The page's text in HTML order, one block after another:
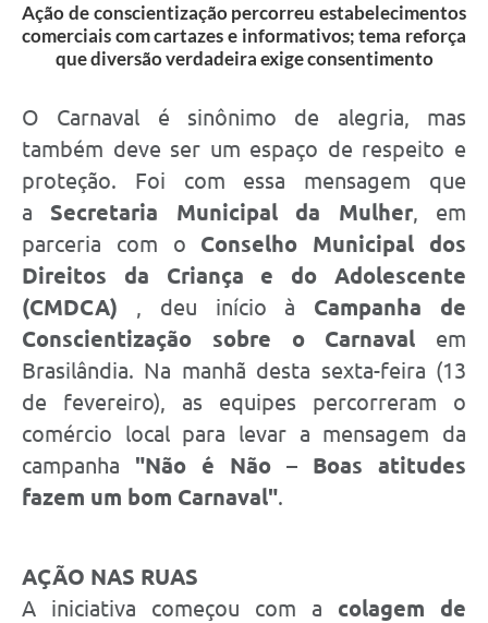
Ação de conscientização percorreu estabelecimentos
comerciais com cartazes e informativos; tema reforça
que diversão verdadeira exige consentimento
O Carnaval é sinônimo de alegria, mas
também deve ser um espaço de respeito e
proteção. Foi com essa mensagem que
a Secretaria Municipal da Mulher, em
parceria com o Conselho Municipal dos
Direitos da Criança e do Adolescente
(CMDCA) , deu início à Campanha de
Conscientização sobre o Carnaval em
Brasilândia. Na manhã desta sexta-feira (13
de fevereiro), as equipes percorreram o
comércio local para levar a mensagem da
campanha "Não é Não – Boas atitudes
fazem um bom Carnaval".
AÇÃO NAS RUAS
A iniciativa começou com a colagem de